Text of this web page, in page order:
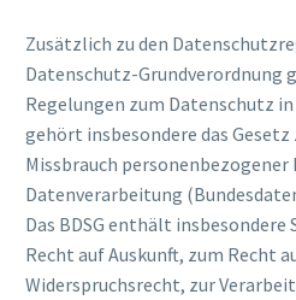
Zusätzlich zu den
Datenschutz-Grundverordnung
Regelungen zum Datenschutz
gehört insbesondere das Gesetz
Missbrauch personenbezogener
Datenverarbeitung
Das BDSG enthält
Recht auf Auskunft, zum Recht
Widerspruchsrecht, zur